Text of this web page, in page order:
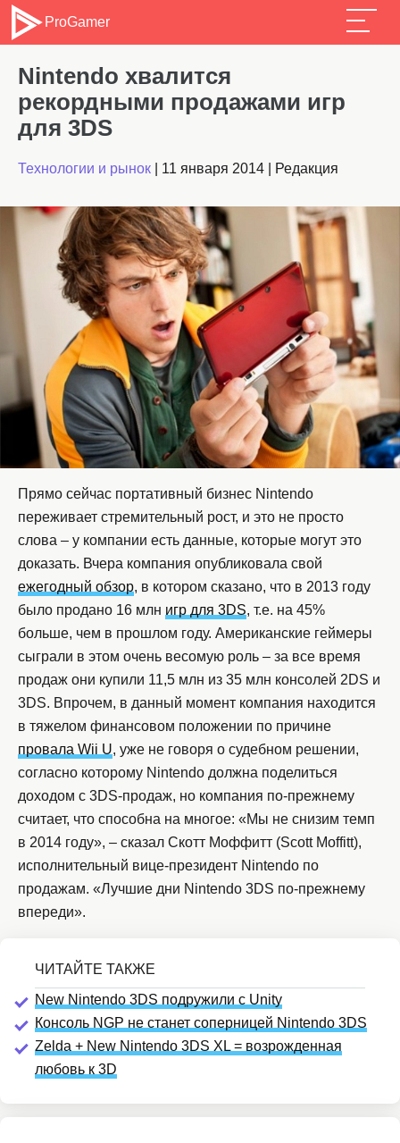
ProGamer
Nintendo хвалится
рекордными продажами игр
для 3DS
Технологии и рынок 11 января 2014 Редакция
Прямо сейчас портативный бизнес Nintendo
переживает стремительный рост, и это не просто
слова – у компании есть данные, которые могут это
доказать. Вчера компания опубликовала свой
ежегодный обзор, в котором сказано, что в 2013 году
было продано 16 млн игр для 3DS, т.е. на 45%
больше, чем в прошлом году. Американские геймеры
сыграли в этом очень весомую роль – за все время
продаж они купили 11,5 млн из 35 млн консолей 2DS и
3DS. Впрочем, в данный момент компания находится
в тяжелом финансовом положении по причине
провала Wii U, уже не говоря о судебном решении,
согласно которому Nintendo должна поделиться
доходом с 3DS-продаж, но компания по-прежнему
считает, что способна на многое: «Мы не снизим темп
в 2014 году», – сказал Скотт Моффитт (Scott Moffitt),
исполнительный вице-президент Nintendo по
продажам. «Лучшие дни Nintendo 3DS по-прежнему
впереди».
New Nintendo 3DS подружили с Unity
Консоль NGP не станет соперницей Nintendo 3DS
Zelda + New Nintendo 3DS XL = возрожденная
любовь к 3D